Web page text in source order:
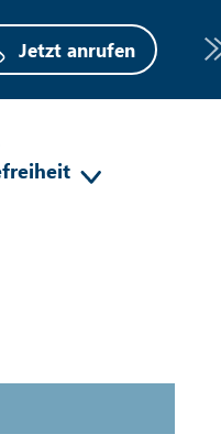
Jetzt anrufen